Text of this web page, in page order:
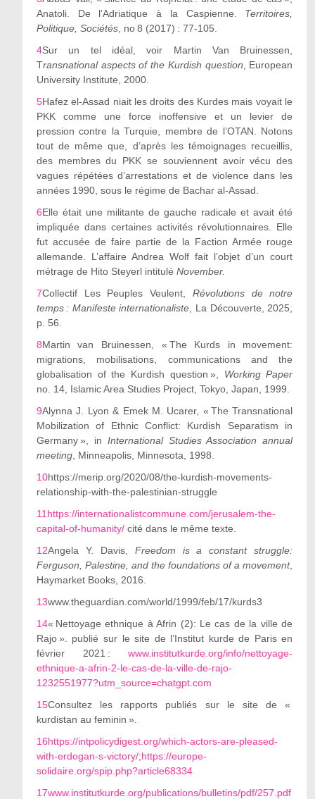
Anatoli. De l’Adriatique à la Caspienne. Territoires,
Politique, Sociétés, no8 (2017) : 77-105.
4Sur un tel idéal, voir Martin Van Bruinessen,
Transnational aspects of the Kurdish question , European
University Institute, 2000.
5Hafez el-Assad niait les droits des Kurdes mais voyait le
PKK comme une force inoffensive et un levier de
pression contre la Turquie, membre de l’OTAN. Notons
tout de même que, d’après les témoignages recueillis,
des membres du PKK se souviennent avoir vécu des
vagues répétées d’arrestations et de violence dans les
années 1990, sous le régime de Bachar al-Assad.
6Elle était une militante de gauche radicale et avait été
impliquée dans certaines activités révolutionnaires. Elle
fut accusée de faire partie de la Faction Armée rouge
allemande. L’affaire Andrea Wolf fait l’objet d’un court
métrage de Hito Steyerl intitulé November.
7Collectif Les Peuples Veulent, Révolutions de notre
temps : Manifeste internationaliste , La Découverte, 2025,
p. 56.
8Martin van Bruinessen, « The Kurds in movement:
migrations, mobilisations, communications and the
globalisation of the Kurdish question », Working Paper
no. 14, Islamic Area Studies Project, Tokyo, Japan, 1999.
9Alynna J. Lyon & Emek M. Ucarer, « The Transnational
Mobilization of Ethnic Conflict: Kurdish Separatism in
Germany », in International Studies Association annual
meeting, Minneapolis, Minnesota, 1998.
10https://merip.org/2020/08/the-kurdish-movements-
relationship-with-the-palestinian-struggle
11 https://internationalistcommune.com/jerusalem-the-
capital-of-humanity/cité dans le même texte.
12Angela Y. Davis, Freedom is a constant struggle:
Ferguson, Palestine, and the foundations of a movement,
Haymarket Books, 2016.
13www.theguardian.com/world/1999/feb/17/kurds3
14« Nettoyage ethnique à Afrin (2): Le cas de la ville de
Rajo» . publié sur le site de l’Institut kurde de Paris en
février 2021 :www.institutkurde.org/info/nettoyage-
ethnique-a-afrin-2-le-cas-de-la-ville-de-rajo-
1232551977?utm_source=chatgpt.com
15Consultez les rapports publiés sur le site de «
kurdistan au feminin ».
16https://intpolicydigest.org/which-actors-are-pleased-
with-erdogan-s-victory/;https://europe-
solidaire.org/spip.php?article68334
17www.institutkurde.org/publications/bulletins/pdf/257.pdf